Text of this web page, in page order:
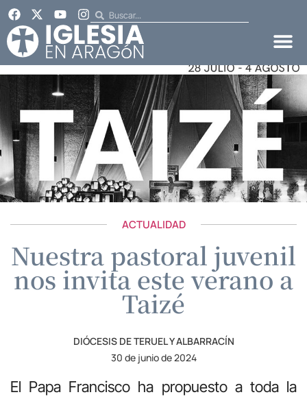
ACTUALIDAD
Nuestra pastoral juvenil
nos invita este verano a
Taizé
DIÓCESIS DE TERUEL Y ALBARRACÍN
30 de junio de 2024
El Papa Francisco ha propuesto a toda la